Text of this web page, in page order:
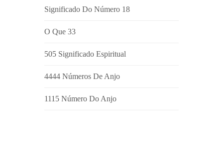
Significado Do Número 18
O Que 33
505 Significado Espiritual
4444 Números De Anjo
1115 Número Do Anjo